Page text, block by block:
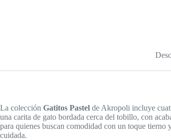
La colección Gatitos Pastel de Akropoli incluye
una carita de gato bordada cerca del tobillo, con
para quienes buscan comodidad con un toque
cuidada.